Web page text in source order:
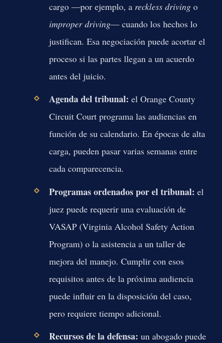
cargo —por ejemplo, a reckless drivingo
improper driving— cuando los hechos lo
justifican. Esa negociación puede acortar el
proceso si las partes llegan a un acuerdo
antes del juicio.
Agenda del tribunal: el Orange County
Circuit Court programa las audiencias en
función de su calendario. En épocas de alta
carga, pueden pasar varias semanas entre
cada comparecencia.
Programas ordenados por el tribunal: el
juez puede requerir una evaluación de
VASAP (Virginia Alcohol Safety Action
Program) o la asistencia a un taller de
mejora del manejo. Cumplir con esos
requisitos antes de la próxima audiencia
puede influir en la disposición del caso,
pero requiere tiempo adicional.
Recursos de la defensa: un abogado puede